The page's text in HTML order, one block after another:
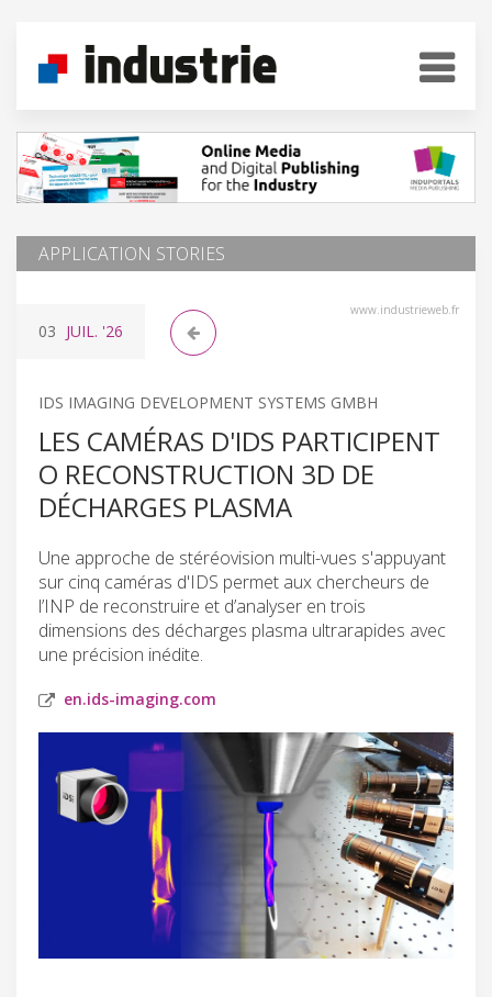
APPLICATION STORIES
www.industrieweb.fr
03 JUIL. '26
IDS IMAGING DEVELOPMENT SYSTEMS GMBH
LES CAMÉRAS D'IDS PARTICIPENT
O RECONSTRUCTION 3D DE
DÉCHARGES PLASMA
Une approche de stéréovision multi-vues s'appuyant
sur cinq caméras d'IDS permet aux chercheurs de
l’INP de reconstruire et d’analyser en trois
dimensions des décharges plasma ultrarapides avec
une précision inédite.
en.ids-imaging.com